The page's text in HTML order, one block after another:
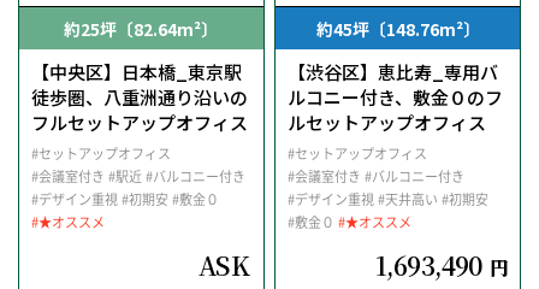
約25坪〔82.64m²〕
【中央区】日本橋_東京駅
徒歩圏、八重洲通り沿いの
フルセットアップオフィス
#セットアップオフィス
#会議室付き #駅近#バルコニー付き
#デザイン重視#初期安 #敷金０
#★オススメ
ASK
約45坪〔148.76m²〕
【渋谷区】恵比寿_専用バ
ルコニー付き、敷金０のフ
ルセットアップオフィス
#セットアップオフィス
#会議室付き #バルコニー付き
#デザイン重視#天井高い #初期安
#敷金０ #★オススメ
1,693,490 円